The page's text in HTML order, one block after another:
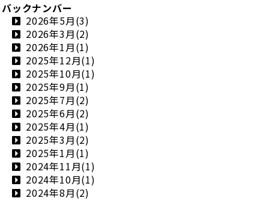
バックナンバー
2026年5月(3)
2026年3月(2)
2026年1月(1)
2025年12月(1)
2025年10月(1)
2025年9月(1)
2025年7月(2)
2025年6月(2)
2025年4月(1)
2025年3月(2)
2025年1月(1)
2024年11月(1)
2024年10月(1)
2024年8月(2)